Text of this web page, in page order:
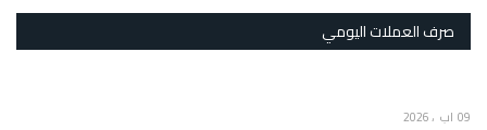
صرف العملات اليومي
09 اب ، 2026